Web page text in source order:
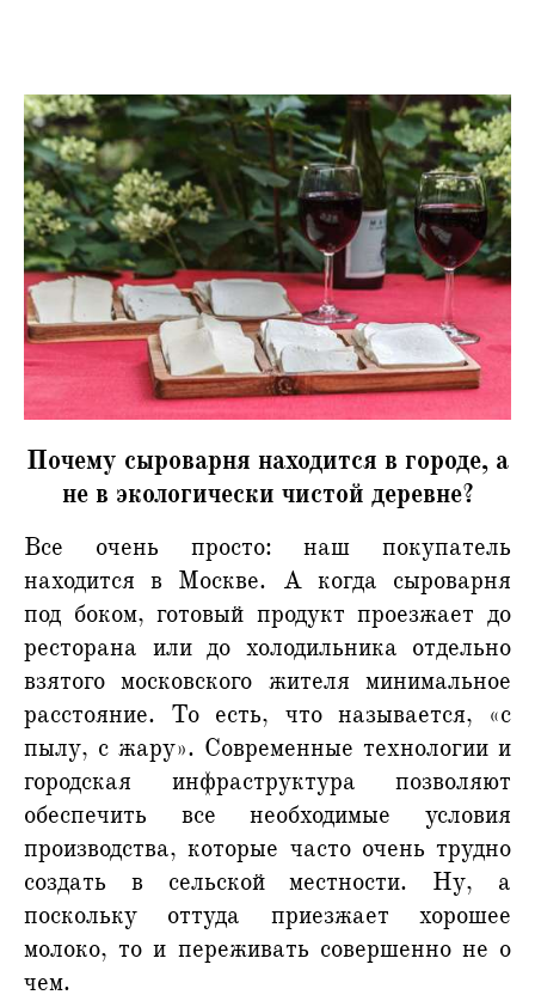
Почему сыроварня находится в городе, а
не в экологически чистой деревне?
Все очень просто: наш покупатель
находится в Москве. А когда сыроварня
под боком, готовый продукт проезжает до
ресторана или до холодильника отдельно
взятого московского жителя минимальное
расстояние. То есть, что называется, «с
пылу, с жару». Современные технологии и
городская инфраструктура позволяют
обеспечить все необходимые условия
производства, которые часто очень трудно
создать в сельской местности. Ну, а
поскольку оттуда приезжает хорошее
молоко, то и переживать совершенно не о
чем.